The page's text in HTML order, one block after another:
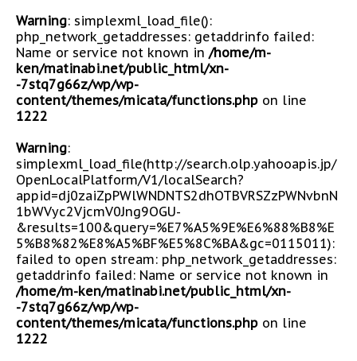
Warning: simplexml_load_file():
php_network_getaddresses: getaddrinfo failed:
Name or service not known in /home/m-
ken/matinabi.net/public_html/xn-
-7stq7g66z/wp/wp-
content/themes/micata/functions.php on line
1222
Warning:
simplexml_load_file(http://search.olp.yahooapis.jp/
OpenLocalPlatform/V1/localSearch?
appid=dj0zaiZpPWlWNDNTS2dhOTBVRSZzPWNvbnN
1bWVyc2VjcmV0Jng9OGU-
&results=100&query=%E7%A5%9E%E6%88%B8%E
5%B8%82%E8%A5%BF%E5%8C%BA&gc=0115011):
failed to open stream: php_network_getaddresses:
getaddrinfo failed: Name or service not known in
/home/m-ken/matinabi.net/public_html/xn-
-7stq7g66z/wp/wp-
content/themes/micata/functions.php on line
1222